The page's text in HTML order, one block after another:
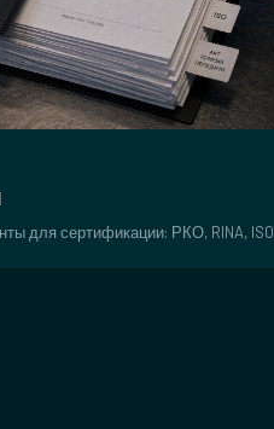
для сертификации: РКО, RINA, ISO